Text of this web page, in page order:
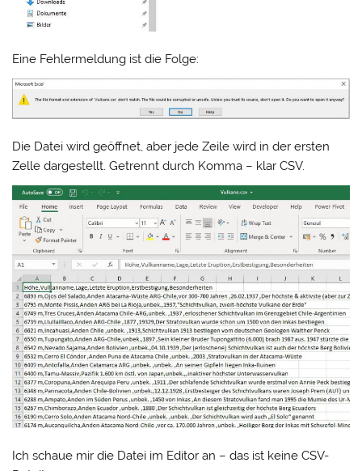
Eine Fehlermeldung ist die Folge:
Die Datei wird geöffnet, aber jede Zeile wird in der ersten
Zelle dargestellt. Getrennt durch Komma – klar CSV.
Ich schaue mir die Datei im Editor an – das ist keine CSV-